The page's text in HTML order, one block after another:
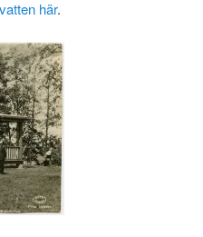
här.